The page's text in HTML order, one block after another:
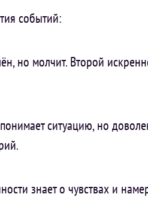
событий:
но молчит. Второй
ситуацию, но
знает о чувствах и